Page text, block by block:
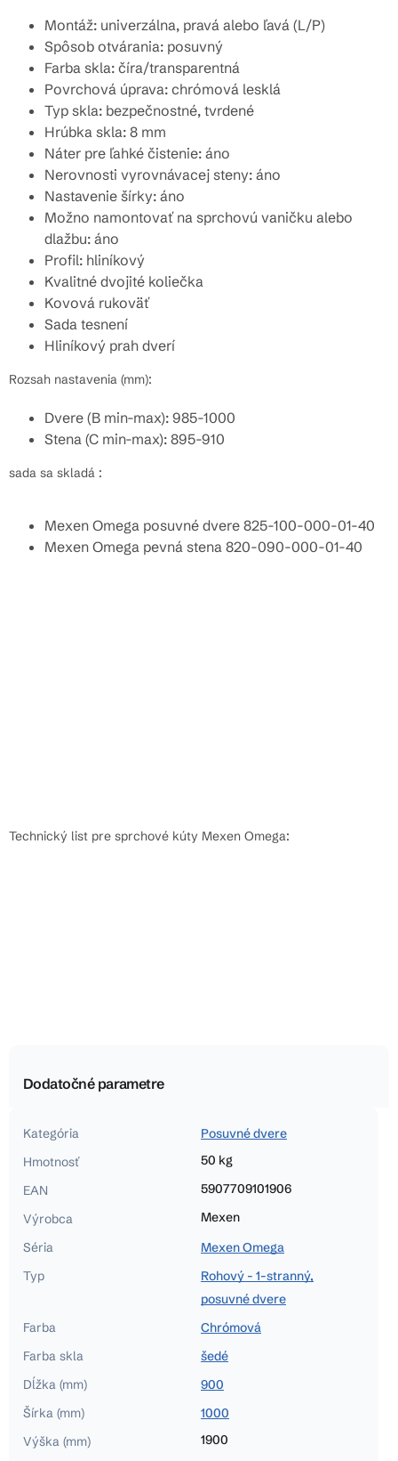
Montáž: univerzálna, pravá alebo ľavá (L/P)
Spôsob otvárania: posuvný
Farba skla: číra/transparentná
Povrchová úprava: chrómová lesklá
Typ skla: bezpečnostné, tvrdené
Hrúbka skla: 8 mm
Náter pre ľahké čistenie: áno
Nerovnosti vyrovnávacej steny: áno
Nastavenie šírky: áno
Možno namontovať na sprchovú vaničku alebo
dlažbu: áno
Profil: hliníkový
Kvalitné dvojité koliečka
Kovová rukoväť
Sada tesnení
Hliníkový prah dverí
Rozsah nastavenia (mm):
Dvere (B min-max): 985-1000
Stena (C min-max): 895-910
sada sa skladá :
Mexen Omega posuvné dvere 825-100-000-01-40
Mexen Omega pevná stena 820-090-000-01-40
Technický list pre sprchové kúty Mexen Omega:
Dodatočné parametre
Kategória
Posuvné dvere
Hmotnosť
50 kg
EAN
5907709101906
Výrobca
Mexen
Séria
Mexen Omega
Typ
Rohový - 1-stranný,
posuvné dvere
Farba
Chrómová
Farba skla
šedé
Dĺžka (mm)
900
Šírka (mm)
1000
Výška (mm)
1900